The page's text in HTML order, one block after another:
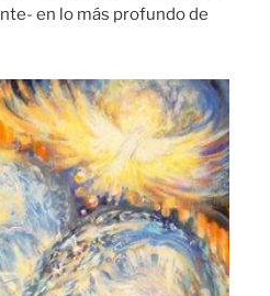
en lo más profundo de